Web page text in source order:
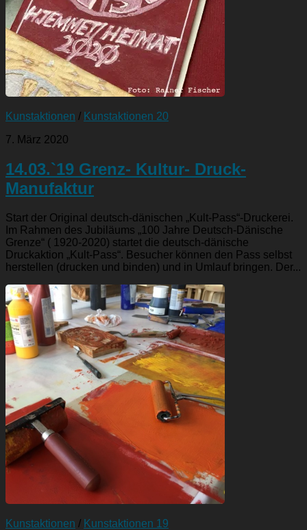
Kunstaktionen / Kunstaktionen 20
7. März 2020
14.03.`19 Grenz- Kultur- Druck-
Manufaktur
Start der Original deutsch-dänischen „Kult-Pass“-Druckerei.
Im Rahmen des Jubiläums „100 Jahre Deutsch-Dänische
Grenze“ ( 1920-2020) startet die deutsch-dänische
Druckaktion „Kult-Pass“. Besucher können den Pass selbst
herstellen (drucken und binden) und in Umlauf bringen. Der...
Kunstaktionen / Kunstaktionen 19